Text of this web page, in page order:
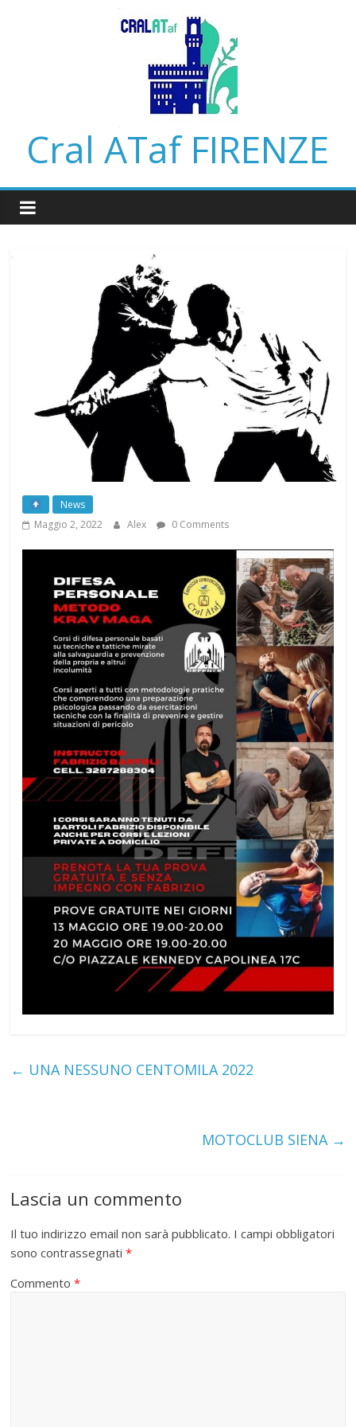
Cral ATaf FIRENZE
News
Maggio 2, 2022
Alex 0 Comments
← UNA NESSUNO CENTOMILA 2022
MOTOCLUB SIENA →
Lascia un commento
Il tuo indirizzo email non sarà pubblicato. I campi obbligatori
sono contrassegnati*
Commento*